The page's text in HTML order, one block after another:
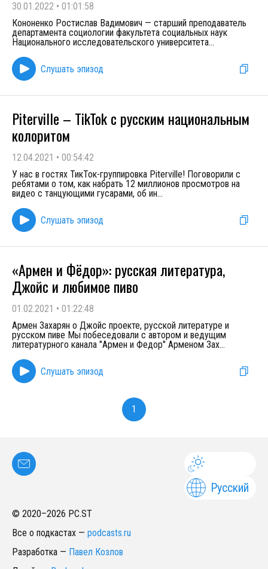
30.01.2022 • 01:01:58
Кононенко Ростислав Вадимович — старший преподаватель
департамента социологии факультета социальных наук
Национального исследовательского университета...
Слушать эпизод
Piterville – TikTok с русским национальным
колоритом
12.04.2021 • 00:54:42
У нас в гостях ТикТок-группировка Piterville! Поговорили с
ребятами о том, как набрать 12 миллионов просмотров на
видео с танцующими гусарами, об ин...
Слушать эпизод
«Армен и Фёдор»: русская литература,
Джойс и любимое пиво
01.02.2021 • 01:22:48
Армен Захарян о Джойс проекте, русской литературе и
русском пиве Мы побеседовали с автором и ведущим
литературного канала "Армен и Федор" Арменом Зах...
Слушать эпизод
1
Русский
© 2020–2026 PC.ST
Все о подкастах — podcasts.ru
Разработка — Павел Козлов